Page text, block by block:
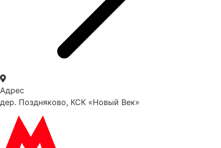
Адрес
дер. Поздняково, КСК «Новый Век»